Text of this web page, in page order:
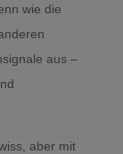
wie die
aus –
aber mit